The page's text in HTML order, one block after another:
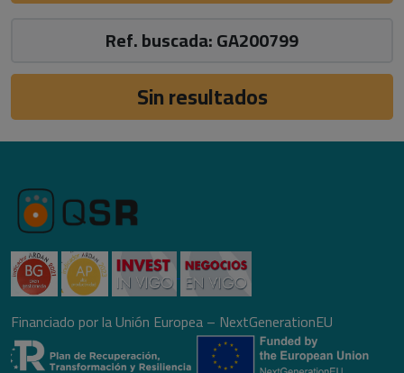
Ref. buscada: GA200799
Sin resultados
Financiado por la Unión Europea – NextGenerationEU